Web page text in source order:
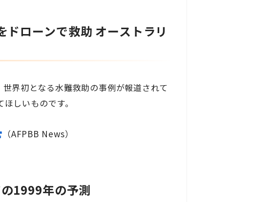
ローンで救助 オーストラリ
界初となる水難救助の事例が報道されて
しいものです。
（AFPBB News）
1999年の予測